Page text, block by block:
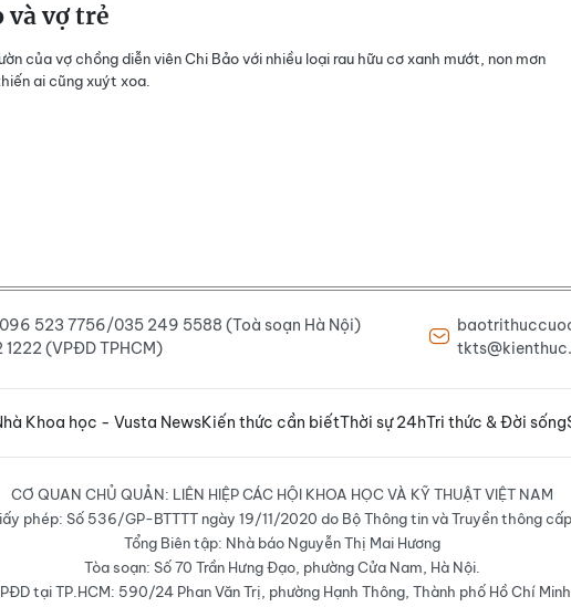
và vợ trẻ
của vợ chồng diễn viên Chi Bảo với nhiều loại rau hữu cơ xanh mướt, non mơn
ai cũng xuýt xoa.
523 7756/035 249 5588 (Toà soạn Hà Nội)
1222 (VPĐD TPHCM)
Khoa học - Vusta NewsKiến thức cần biếtThời sự 24hTri thức & Đời sống
CƠ QUAN CHỦ QUẢN: LIÊN HIỆP CÁC HỘI KHOA HỌC VÀ KỸ THUẬT VIỆT NAM
phép: Số 536/GP-BTTTT ngày 19/11/2020 do Bộ Thông tin và Truyền thông cấp.
Tổng Biên tập: Nhà báo Nguyễn Thị Mai Hương
Tòa soạn: Số 70 Trần Hưng Đạo, phường Cửa Nam, Hà Nội.
tại TP.HCM: 590/24 Phan Văn Trị, phường Hạnh Thông, Thành phố Hồ Chí Minh.